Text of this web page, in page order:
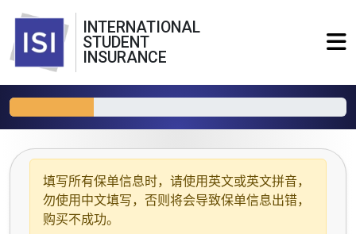
INTERNATIONAL
STUDENT
INSURANCE
填写所有保单信息时，请使用 英文或英文拼音，
勿使用中文填写，否则将会导致保单信息出错，
购买不成功。